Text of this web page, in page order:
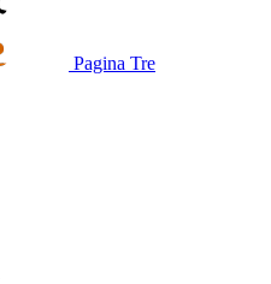
Pagina Tre